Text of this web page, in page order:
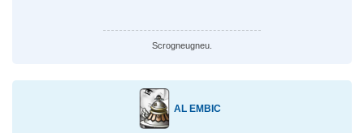
Scrogneugneu.
AL EMBIC